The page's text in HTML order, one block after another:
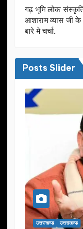
गढ़ भूमि लोक
आशाराम व्यास जी के
बारे मे चर्चा.
Posts Slider